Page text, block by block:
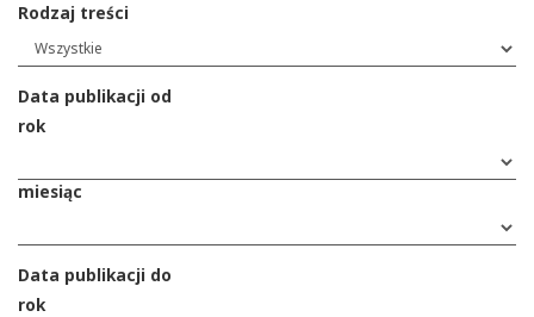
Rodzaj treści
Data publikacji od
rok
miesiąc
Data publikacji do
rok